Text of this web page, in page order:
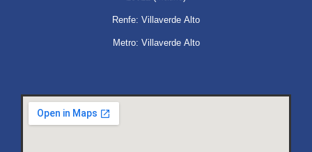
Renfe: Villaverde Alto
Metro: Villaverde Alto